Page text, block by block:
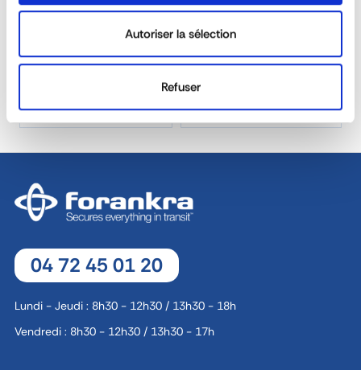
Autoriser la sélection
Refuser
DEMANDE DE DEVIS
PERSONNALISÉES
RÉACTIVITÉ &
DISPONIBILITÉ
VOTRE SERVICE
DÉDIÉE
04 72 45 01 20
Lundi - Jeudi : 8h30 - 12h30 / 13h30 - 18h
Vendredi : 8h30 - 12h30 / 13h30 - 17h